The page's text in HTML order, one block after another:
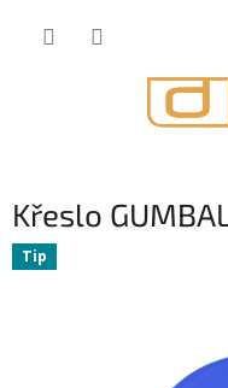
Křeslo
Tip